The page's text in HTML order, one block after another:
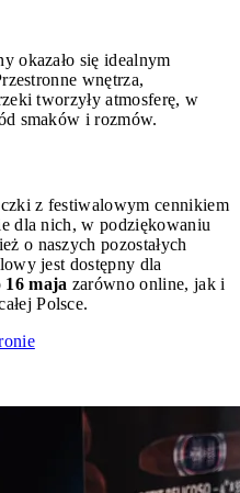
okazało się idealnym
wnętrza,
tworzyły atmosferę, w
smaków i rozmów.
z festiwalowym cennikiem
dla nich, w podziękowaniu
o naszych pozostałych
jest dostępny dla
16 maja zarówno online, jak i
Polsce.